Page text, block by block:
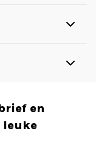
en
leuke